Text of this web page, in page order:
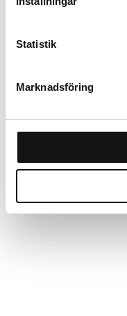
Statistik
Marknadsföring
Beskrivning
Recensioner